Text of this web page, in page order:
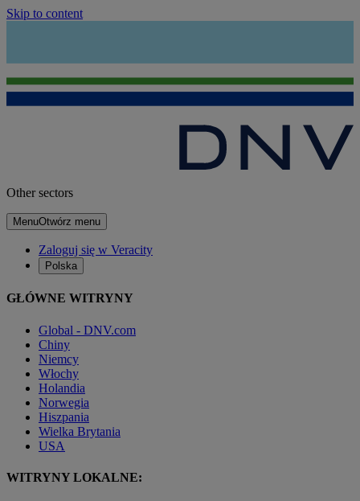
Skip to content
Other sectors
MenuOtwórz menu
Zaloguj się w Veracity
Polska
GŁÓWNE WITRYNY
Global - DNV.com
Chiny
Niemcy
Włochy
Holandia
Norwegia
Hiszpania
Wielka Brytania
USA
WITRYNY LOKALNE: